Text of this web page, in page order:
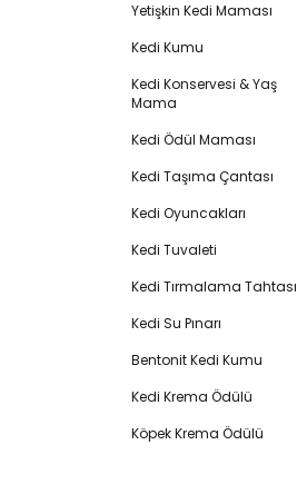
Yetişkin Kedi Maması
Kedi Kumu
Kedi Konservesi & Yaş
Mama
Kedi Ödül Maması
Kedi Taşıma Çantası
Kedi Oyuncakları
Kedi Tuvaleti
Kedi Tırmalama Tahtası
Kedi Su Pınarı
Bentonit Kedi Kumu
Kedi Krema Ödülü
Köpek Krema Ödülü